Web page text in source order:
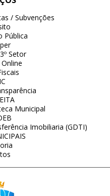
/ Subvenções
Pública
Setor
Municipal
Imobiliaria (GDTI)